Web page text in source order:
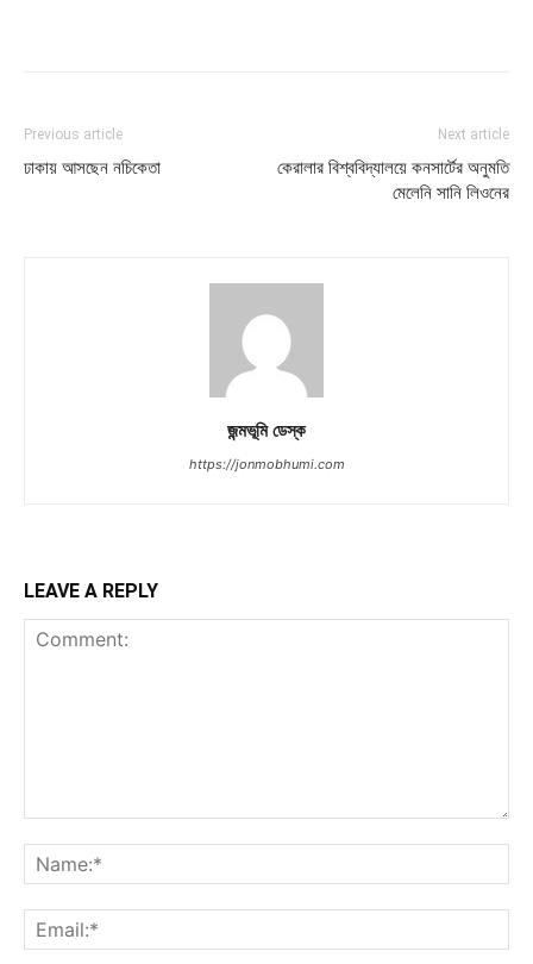
Previous article
ঢাকায় আসছেন নচিকেতা
Next article
কেরালার বিশ্ববিদ্যালয়ে কনসার্টের অনুমতি
মেলেনি সানি লিওনের
জন্মভূমি ডেস্ক
https://jonmobhumi.com
LEAVE A REPLY